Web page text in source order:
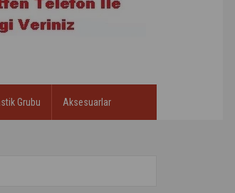
Grubu Aksesuarlar